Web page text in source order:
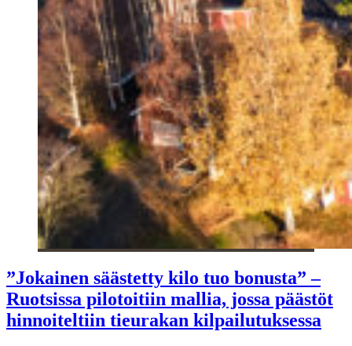
”Jokainen säästetty kilo tuo bonusta” –
Ruotsissa pilotoitiin mallia, jossa päästöt
hinnoiteltiin tieurakan kilpailutuksessa